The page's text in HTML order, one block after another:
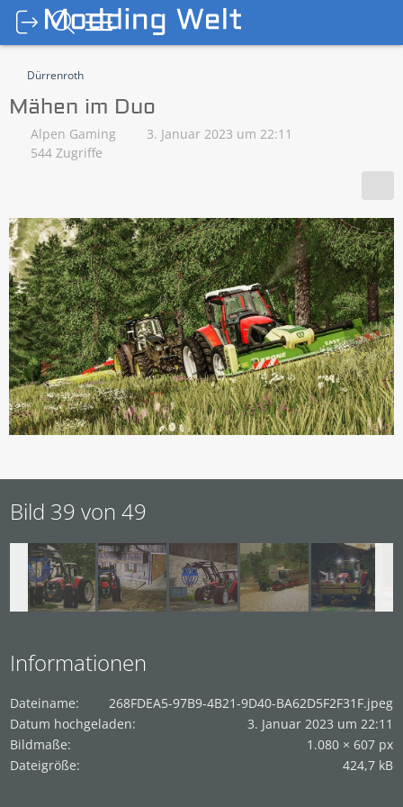
Dürrenroth
Mähen im Duo
Alpen Gaming
3. Januar 2023 um 22:11
544 Zugriffe
Bild 39 von 49
Informationen
Dateiname
268FDEA5-97B9-4B21-9D40-BA62D5F2F31F.jpeg
Datum hochgeladen
3. Januar 2023 um 22:11
Bildmaße
1.080 × 607 px
Dateigröße
424,7 kB